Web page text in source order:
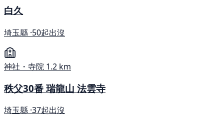
白久
埼玉縣 ·50起出沒
神社・寺院 1.2 km
秩父30番 瑞龍山 法雲寺
埼玉縣 ·37起出沒